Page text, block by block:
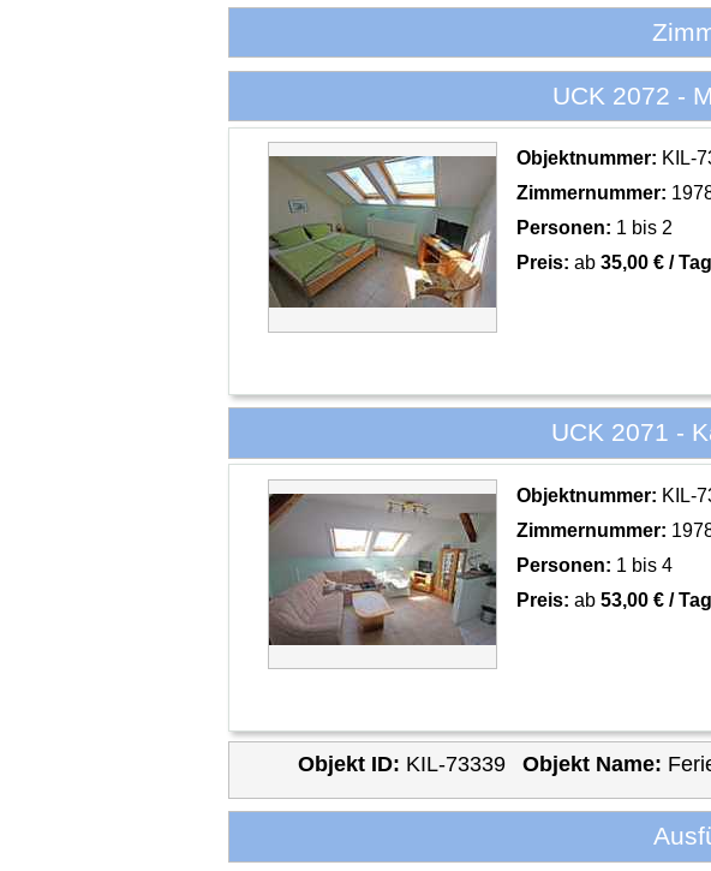
UCK 2072 -
Objektnummer: KIL-
Zimmernummer:
Personen: 1 bis 2
Preis: ab35,00 € / Tag
UCK 2071 -
Objektnummer: KIL-
Zimmernummer:
Personen: 1 bis 4
Preis: ab53,00 € / Tag
Objekt ID: KIL-73339 Objekt Name: